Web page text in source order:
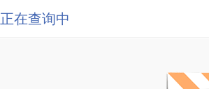
正在查询中